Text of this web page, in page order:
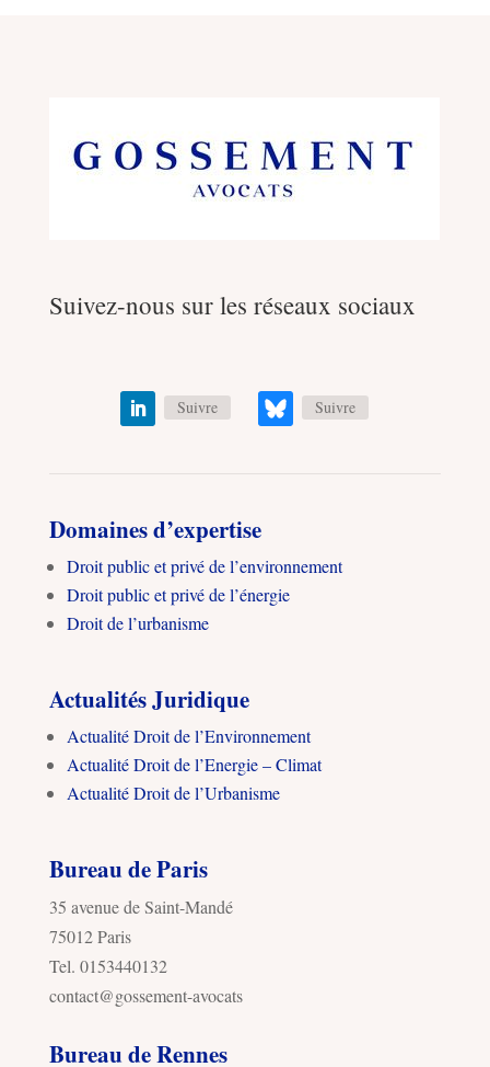
Suivez-nous sur les réseaux sociaux
Suivre Suivre
Domaines d’expertise
Droit public et privé de l’environnement
Droit public et privé de l’énergie
Droit de l’urbanisme
Actualités Juridique
Actualité Droit de l’Environnement
Actualité Droit de l’Energie – Climat
Actualité Droit de l’Urbanisme
Bureau de Paris
35 avenue de Saint-Mandé
75012 Paris
Tel. 0153440132
contact@gossement-avocats
Bureau de Rennes